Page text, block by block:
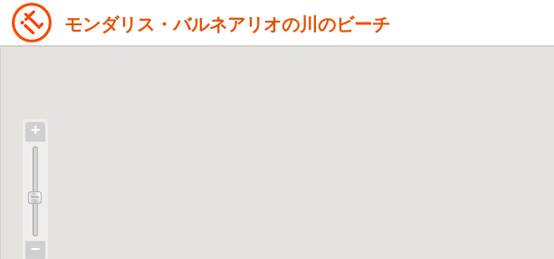
モンダリス・バルネアリオの川のビーチ
+
−